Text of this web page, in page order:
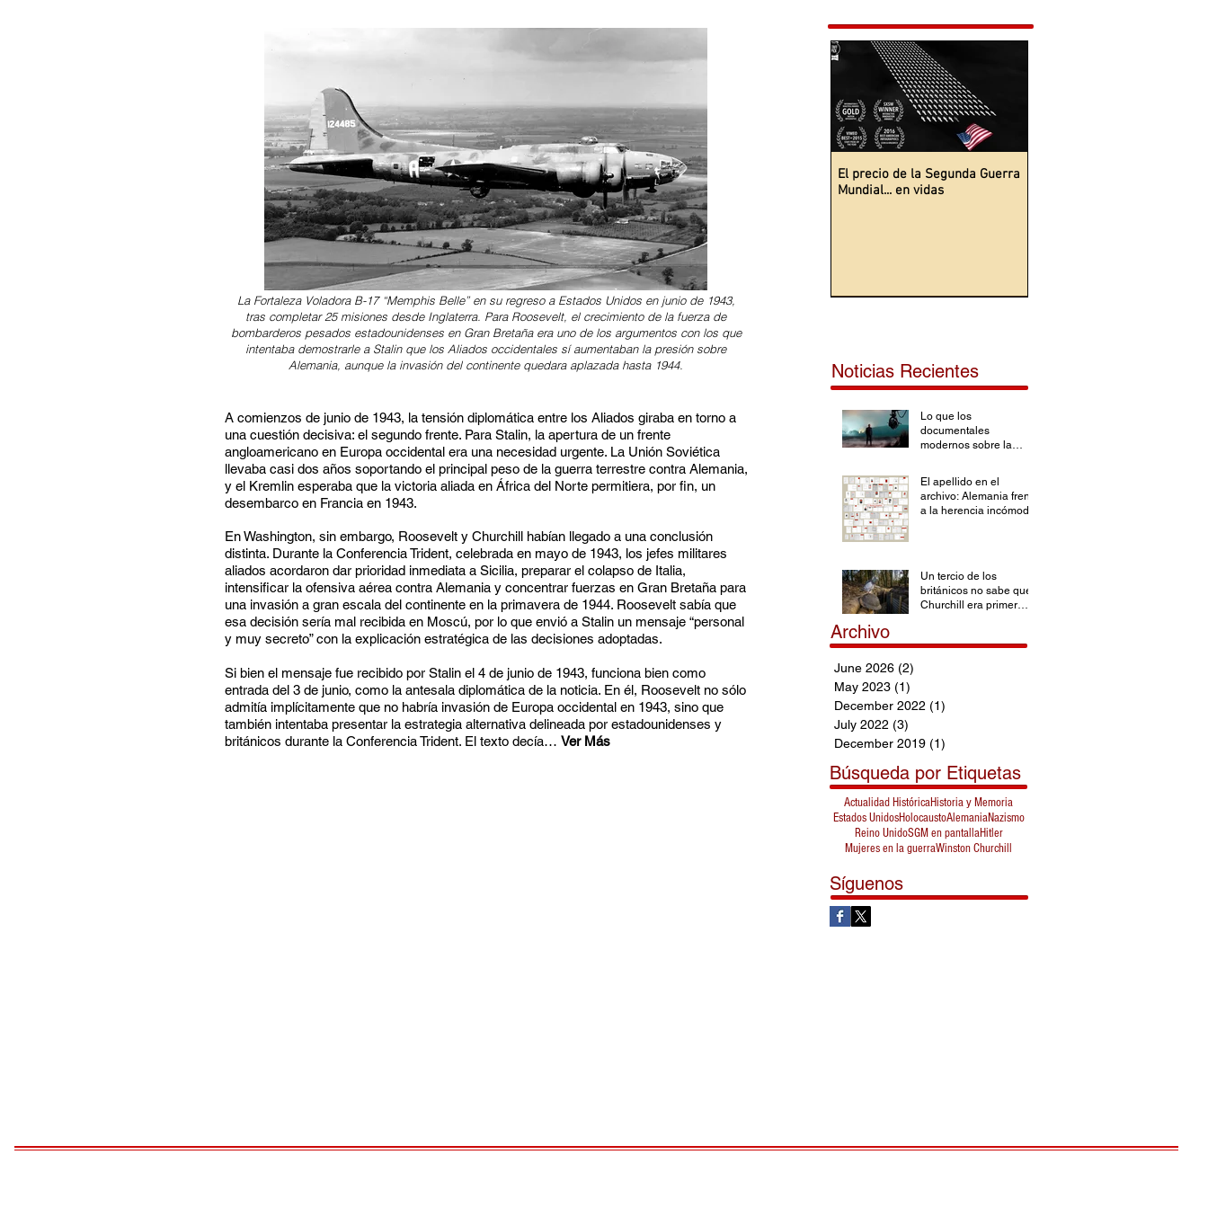
La Fortaleza Voladora B-17 “Memphis Belle” en su regreso a Estados Unidos en junio de 1943,
tras completar 25 misiones desde Inglaterra. Para Roosevelt, el crecimiento de la fuerza de
bombarderos pesados estadounidenses en Gran Bretaña era uno de los argumentos con los que
intentaba demostrarle a Stalin que los Aliados occidentales sí aumentaban la presión sobre
Alemania, aunque la invasión del continente quedara aplazada hasta 1944.
A comienzos de junio de 1943, la tensión diplomática entre los Aliados giraba en torno a
una cuestión decisiva: el segundo frente. Para Stalin, la apertura de un frente
angloamericano en Europa occidental era una necesidad urgente. La Unión Soviética
llevaba casi dos años soportando el principal peso de la guerra terrestre contra Alemania,
y el Kremlin esperaba que la victoria aliada en África del Norte permitiera, por fin, un
desembarco en Francia en 1943.
En Washington, sin embargo, Roosevelt y Churchill habían llegado a una conclusión
distinta. Durante la Conferencia Trident, celebrada en mayo de 1943, los jefes militares
aliados acordaron dar prioridad inmediata a Sicilia, preparar el colapso de Italia,
intensificar la ofensiva aérea contra Alemania y concentrar fuerzas en Gran Bretaña para
una invasión a gran escala del continente en la primavera de 1944. Roosevelt sabía que
esa decisión sería mal recibida en Moscú, por lo que envió a Stalin un mensaje “personal
y muy secreto” con la explicación estratégica de las decisiones adoptadas.
Si bien el mensaje fue recibido por Stalin el 4 de junio de 1943, funciona bien como
entrada del 3 de junio, como la antesala diplomática de la noticia. En él, Roosevelt no sólo
admitía implícitamente que no habría invasión de Europa occidental en 1943, sino que
también intentaba presentar la estrategia alternativa delineada por estadounidenses y
británicos durante la Conferencia Trident. El texto decía… Ver Más
El precio de la Segunda Guerra
Mundial... en vidas
Noticias Recientes
Lo que los
documentales
modernos sobre la
El apellido en el
archivo: Alemania frente
a la herencia incómoda
Un tercio de los
británicos no sabe que
Churchill era primer
Archivo
June 2026 (2)
May 2023 (1)
December 2022 (1)
July 2022 (3)
December 2019 (1)
Búsqueda por Etiquetas
Actualidad HistóricaHistoria y Memoria
Estados UnidosHolocaustoAlemaniaNazismo
Reino UnidoSGM en pantallaHitler
Mujeres en la guerraWinston Churchill
Síguenos